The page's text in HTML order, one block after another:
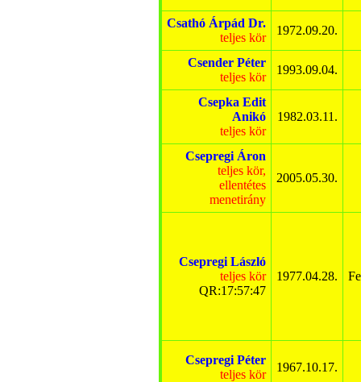
Csathó Árpád Dr.
teljes kör
1972.09.20.
Csender Péter
teljes kör
1993.09.04.
Csepka Edit
Anikó
teljes kör
1982.03.11.
Csepregi Áron
teljes kör,
ellentétes
menetirány
2005.05.30.
Csepregi László
teljes kör
QR:17:57:47
1977.04.28.
Csepregi Péter
teljes kör
1967.10.17.